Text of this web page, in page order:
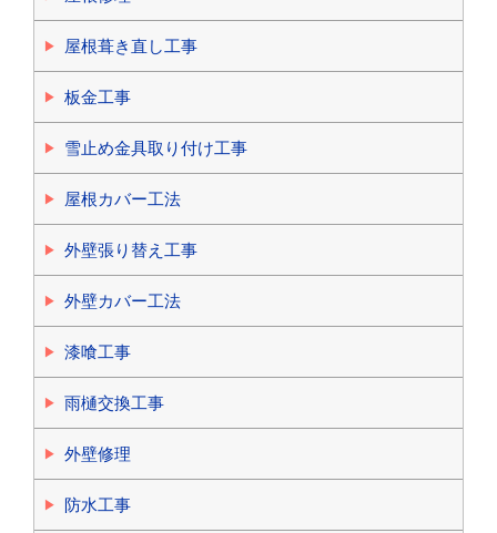
屋根葺き直し工事
板金工事
雪止め金具取り付け工事
屋根カバー工法
外壁張り替え工事
外壁カバー工法
漆喰工事
雨樋交換工事
外壁修理
防水工事